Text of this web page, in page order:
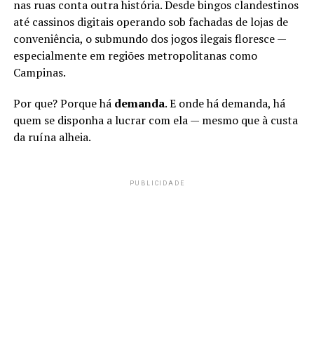
nas ruas conta outra história. Desde bingos clandestinos
até cassinos digitais operando sob fachadas de lojas de
conveniência, o submundo dos jogos ilegais floresce —
especialmente em regiões metropolitanas como
Campinas.
Por que? Porque há demanda. E onde há demanda, há
quem se disponha a lucrar com ela — mesmo que à custa
da ruína alheia.
PUBLICIDADE